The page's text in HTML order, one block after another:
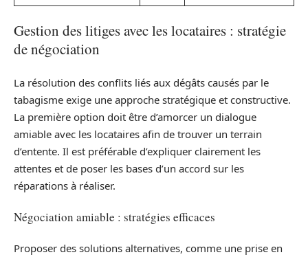
Gestion des litiges avec les locataires : stratégie
de négociation
La résolution des conflits liés aux dégâts causés par le
tabagisme exige une approche stratégique et constructive.
La première option doit être d’amorcer un dialogue
amiable avec les locataires afin de trouver un terrain
d’entente. Il est préférable d’expliquer clairement les
attentes et de poser les bases d’un accord sur les
réparations à réaliser.
Négociation amiable : stratégies efficaces
Proposer des solutions alternatives, comme une prise en